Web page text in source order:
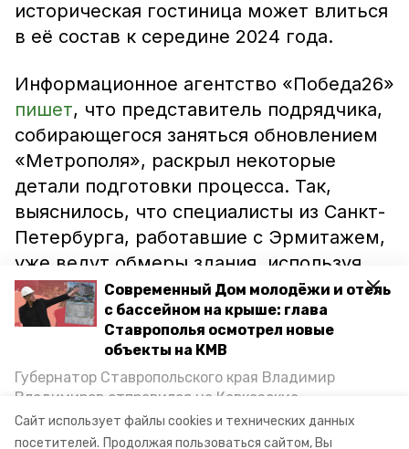
Сайт использует файлы cookies и технических данных
посетителей. Продолжая пользоваться сайтом, Вы
Современный Дом молодёжи и отель
с бассейном на крыше: глава
Ставрополья осмотрел новые
объекты на КМВ
Губернатор Ставропольского края Владимир
Владимиров отправился на Кавказские
Минеральные Воды, чтобы проинспектировать
строительство объектов в Кисловодске и
историческая гостиница может влиться
в её состав к середине 2024 года.
Информационное агентство «Победа26»
пишет, что представитель подрядчика,
собирающегося заняться обновлением
«Метрополя», раскрыл некоторые
детали подготовки процесса. Так,
выяснилось, что специалисты из Санкт-
Петербурга, работавшие с Эрмитажем,
уже ведут обмеры здания, используя
лазерное сканирование. После этого
будет подготовлена 3D-модель объекта
культурного наследия, в которой учтут
все особенности строения. Полученные
сведения примут в расчёт при
подготовки документации на
реставрацию векового здания.